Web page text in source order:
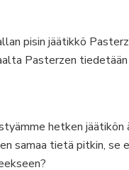
pisin jäätikkö
Pasterzen
hetken jäätikön
samaa tietä pitkin, se